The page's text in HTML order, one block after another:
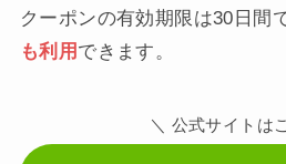
クーポンの有効期限は30日間
も利用 できます。
＼ 公式サイトは